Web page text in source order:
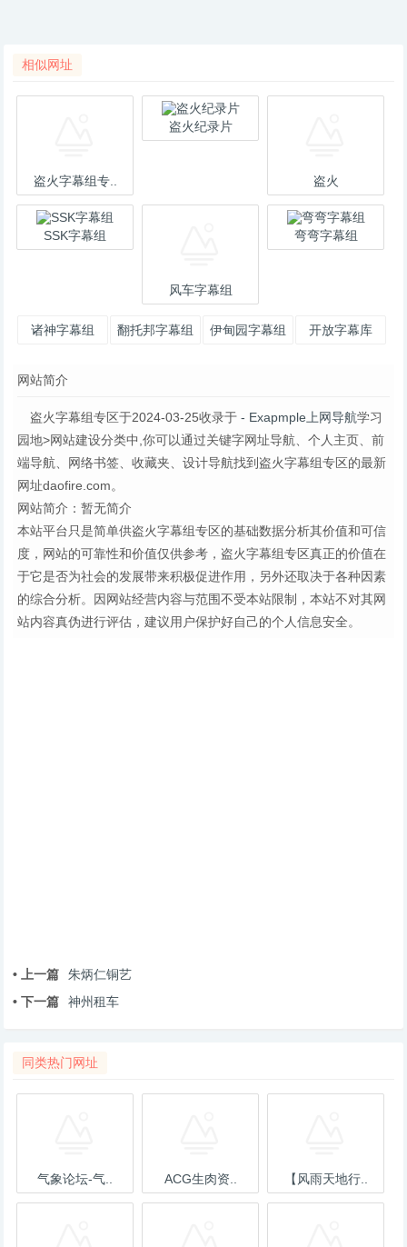
相似网址
盗火字幕组专..
盗火纪录片
盗火
SSK字幕组
风车字幕组
弯弯字幕组
诸神字幕组 翻托邦字幕组 伊甸园字幕组 开放字幕库
网站简介
盗火字幕组专区于2024-03-25收录于 - Exapmple上网导航学习
园地>网站建设分类中,你可以通过关键字网址导航、个人主页、前
端导航、网络书签、收藏夹、设计导航找到盗火字幕组专区的最新
网址daofire.com。
网站简介：暂无简介
本站平台只是简单供盗火字幕组专区的基础数据分析其价值和可信
度，网站的可靠性和价值仅供参考，盗火字幕组专区真正的价值在
于它是否为社会的发展带来积极促进作用，另外还取决于各种因素
的综合分析。因网站经营内容与范围不受本站限制，本站不对其网
站内容真伪进行评估，建议用户保护好自己的个人信息安全。
• 上一篇
朱炳仁铜艺
• 下一篇
神州租车
同类热门网址
气象论坛-气.. ACG生肉资.. 【风雨天地行..